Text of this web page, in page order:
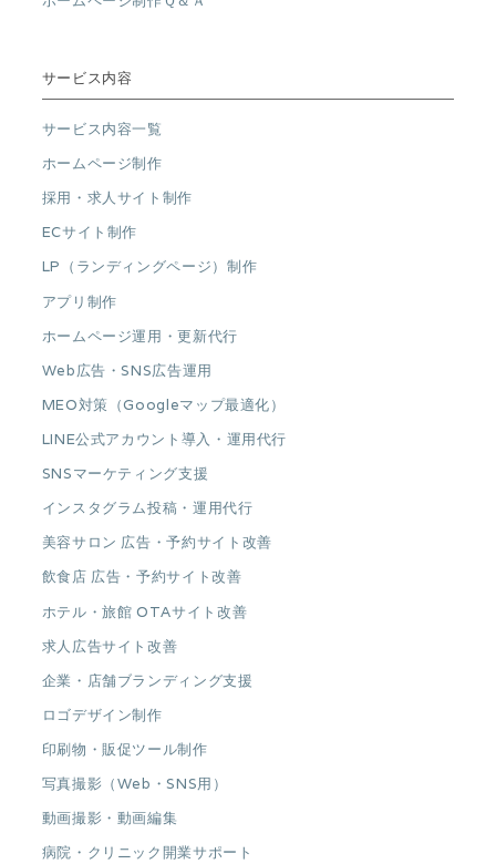
サービス内容
サービス内容一覧
ホームページ制作
採用・求人サイト制作
ECサイト制作
LP（ランディングページ）制作
アプリ制作
ホームページ運用・更新代行
Web広告・SNS広告運用
MEO対策（Googleマップ最適化）
LINE公式アカウント導入・運用代行
SNSマーケティング支援
インスタグラム投稿・運用代行
美容サロン 広告・予約サイト改善
飲食店 広告・予約サイト改善
ホテル・旅館 OTAサイト改善
求人広告サイト改善
企業・店舗ブランディング支援
ロゴデザイン制作
印刷物・販促ツール制作
写真撮影（Web・SNS用）
動画撮影・動画編集
病院・クリニック開業サポート